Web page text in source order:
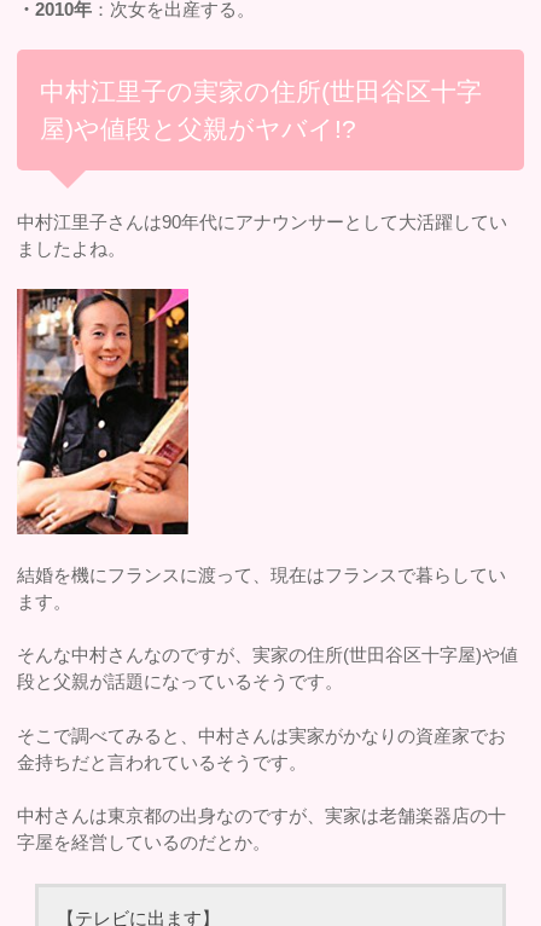
・2010年 ：次女を出産する。
中村江里子の実家の住所(世田谷区十字
屋)や値段と父親がヤバイ!?
中村江里子さんは90年代にアナウンサーとして大活躍してい
ましたよね。
結婚を機にフランスに渡って、現在はフランスで暮らしてい
ます。
そんな中村さんなのですが、実家の住所(世田谷区十字屋)や値
段と父親が話題になっているそうです。
そこで調べてみると、中村さんは実家がかなりの資産家でお
金持ちだと言われているそうです。
中村さんは東京都の出身なのですが、実家は老舗楽器店の十
字屋を経営しているのだとか。
【テレビに出ます】